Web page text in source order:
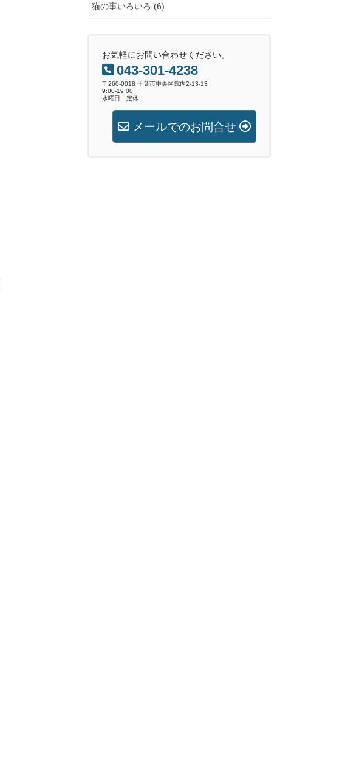
猫の事いろいろ (6)
お気軽にお問い合わせください。
043-301-4238
〒260-0018 千葉市中央区院内2-13-13
9:00-19:00
水曜日 定休
メールでのお問合せ